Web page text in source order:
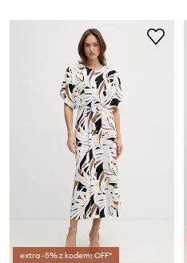
extra -5% z kodem: OFF*